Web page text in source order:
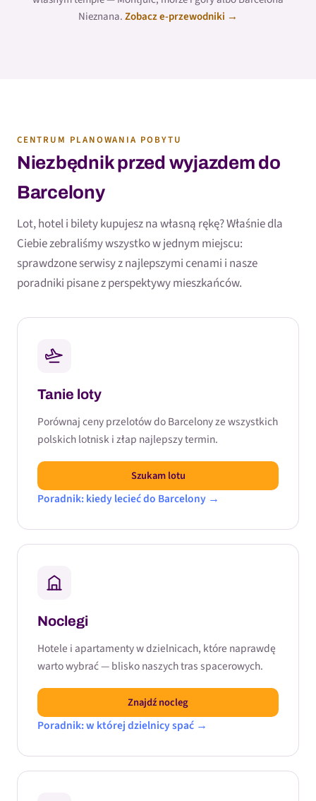
Nieznana.Zobacz e-przewodniki →
CENTRUM PLANOWANIA POBYTU
Niezbędnik przed wyjazdem do
Barcelony
Lot, hotel i bilety kupujesz na własną rękę? Właśnie dla
Ciebie zebraliśmy wszystko w jednym miejscu:
sprawdzone serwisy z najlepszymi cenami i nasze
poradniki pisane z perspektywy mieszkańców.
Tanie loty
Porównaj ceny przelotów do Barcelony ze wszystkich
polskich lotnisk i złap najlepszy termin.
Szukam lotu
Poradnik: kiedy lecieć do Barcelony →
Noclegi
Hotele i apartamenty w dzielnicach, które naprawdę
warto wybrać — blisko naszych tras spacerowych.
Znajdź nocleg
Poradnik: w której dzielnicy spać →